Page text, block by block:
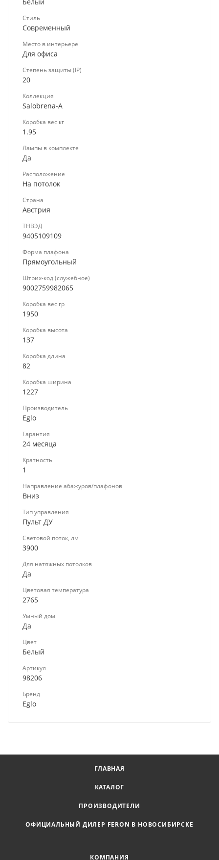
Белый
Стиль
Современный
Место в интерьере
Для офиса
Степень защиты (IP)
20
Коллекция
Salobrena-A
Коробка вес кг
1.95
Лампы в комплекте
Да
Расположение
На потолок
Страна
Австрия
ТНВЭД
9405109109
Форма плафона
Прямоугольный
Штрих-код (служебное)
9002759982065
Коробка вес гр
1950
Коробка высота
137
Коробка длина
82
Коробка ширина
1227
Производитель
Eglo
Гарантия
24 месяца
Кратность
1
Направление абажуров/плафонов
Вниз
Тип управления
Пульт ДУ
Световой поток, лм
3900
Для натяжных потолков
Да
Цветовая температура
2765
Умный дом
Да
Цвет
Белый
Артикул
98206
Бренд
Eglo
ГЛАВНАЯ
КАТАЛОГ
ПРОИЗВОДИТЕЛИ
ОФИЦИАЛЬНЫЙ ДИЛЕР FERON В НОВОСИБИРСКЕ
КОМПАНИЯ